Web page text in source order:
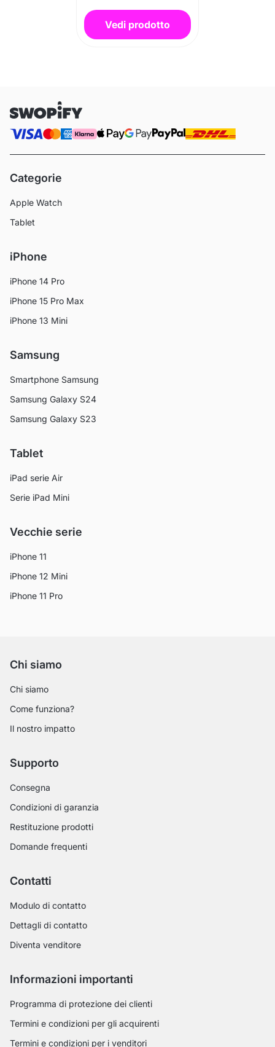
Vedi prodotto
Categorie
Apple Watch
Tablet
iPhone
iPhone 14 Pro
iPhone 15 Pro Max
iPhone 13 Mini
Samsung
Smartphone Samsung
Samsung Galaxy S24
Samsung Galaxy S23
Tablet
iPad serie Air
Serie iPad Mini
Vecchie serie
iPhone 11
iPhone 12 Mini
iPhone 11 Pro
Chi siamo
Chi siamo
Come funziona?
Il nostro impatto
Supporto
Consegna
Condizioni di garanzia
Restituzione prodotti
Domande frequenti
Contatti
Modulo di contatto
Dettagli di contatto
Diventa venditore
Informazioni importanti
Programma di protezione dei clienti
Termini e condizioni per gli acquirenti
Termini e condizioni per i venditori